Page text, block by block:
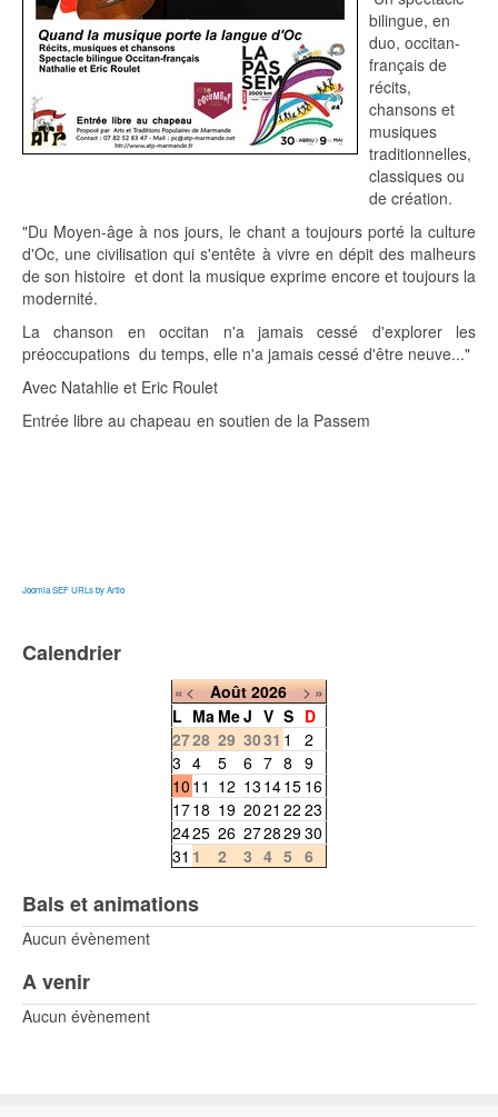
bilingue, en
duo, occitan-
français de
récits,
chansons et
musiques
traditionnelles,
classiques ou
de création.
"Du Moyen-âge à nos jours, le chant a toujours porté la culture
d'Oc, une civilisation qui s'entête à vivre en dépit des malheurs
de son histoire et dont la musique exprime encore et toujours la
modernité.
La chanson en occitan n'a jamais cessé d'explorer les
préoccupations du temps, elle n'a jamais cessé d'être neuve..."
Avec Natahlie et Eric Roulet
Entrée libre au chapeau en soutien de la Passem
Joomla SEF URLs by Artio
Calendrier
«< Août 2026 >»
L Ma MeJ V S D
2728 29 3031 1
2
3 4 5 6 7 8 9
10 11 12 13 1415 16
1718 19 2021 22 23
2425 26 27282930
31 1 2 3 4 5 6
Bals et animations
Aucun évènement
A venir
Aucun évènement